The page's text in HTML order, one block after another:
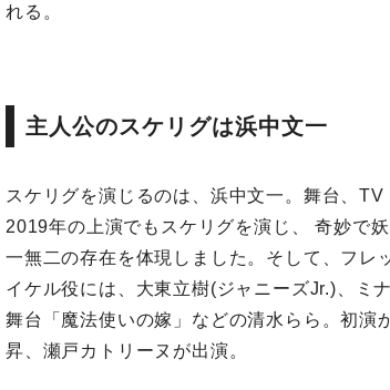
れる。
主人公のスケリグは浜中文一
スケリグを演じるのは、浜中文一。舞台、
2019年の上演でもスケリグを演じ、 奇妙で
一無二の存在を体現しました。そして、フレ
イケル役には、大東立樹(ジャニーズJr.)、ミ
舞台「魔法使いの嫁」などの清水らら。初演
昇、瀬戸カトリーヌが出演。